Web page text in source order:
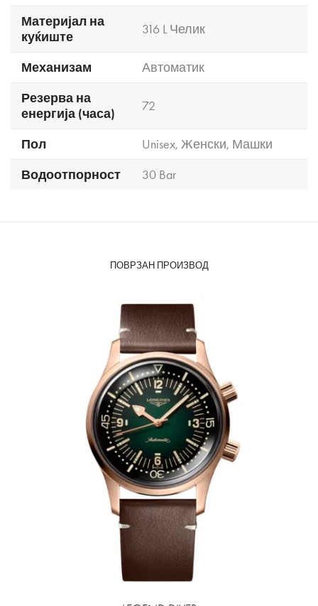
Материјал на
куќиште
316 L Челик
Механизам
Автоматик
Резерва на
енергија (часа)
72
Пол Unisex, Женски, Машки
Водоотпорност
30 Bar
ПОВРЗАН ПРОИЗВОД